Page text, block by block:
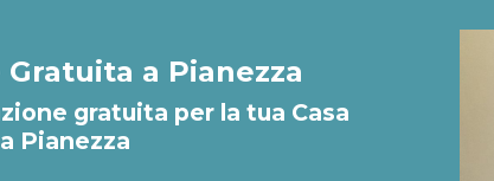
a Pianezza
gratuita per la tua Casa
a Pianezza